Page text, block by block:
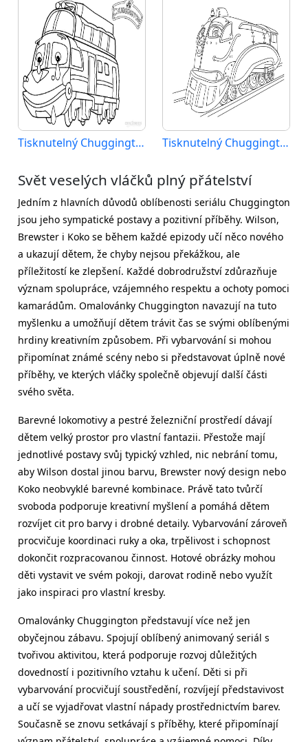
Tisknutelný Chuggington zadarmo Tisknutelný Chuggington zdarma
Svět veselých vláčků plný přátelství
Jedním z hlavních důvodů oblíbenosti seriálu Chuggington
jsou jeho sympatické postavy a pozitivní příběhy. Wilson,
Brewster i Koko se během každé epizody učí něco nového
a ukazují dětem, že chyby nejsou překážkou, ale
příležitostí ke zlepšení. Každé dobrodružství zdůrazňuje
význam spolupráce, vzájemného respektu a ochoty pomoci
kamarádům. Omalovánky Chuggington navazují na tuto
myšlenku a umožňují dětem trávit čas se svými oblíbenými
hrdiny kreativním způsobem. Při vybarvování si mohou
připomínat známé scény nebo si představovat úplně nové
příběhy, ve kterých vláčky společně objevují další části
svého světa.
Barevné lokomotivy a pestré železniční prostředí dávají
dětem velký prostor pro vlastní fantazii. Přestože mají
jednotlivé postavy svůj typický vzhled, nic nebrání tomu,
aby Wilson dostal jinou barvu, Brewster nový design nebo
Koko neobvyklé barevné kombinace. Právě tato tvůrčí
svoboda podporuje kreativní myšlení a pomáhá dětem
rozvíjet cit pro barvy i drobné detaily. Vybarvování zároveň
procvičuje koordinaci ruky a oka, trpělivost i schopnost
dokončit rozpracovanou činnost. Hotové obrázky mohou
děti vystavit ve svém pokoji, darovat rodině nebo využít
jako inspiraci pro vlastní kresby.
Omalovánky Chuggington představují více než jen
obyčejnou zábavu. Spojují oblíbený animovaný seriál s
tvořivou aktivitou, která podporuje rozvoj důležitých
dovedností i pozitivního vztahu k učení. Děti si při
vybarvování procvičují soustředění, rozvíjejí představivost
a učí se vyjadřovat vlastní nápady prostřednictvím barev.
Současně se znovu setkávají s příběhy, které připomínají